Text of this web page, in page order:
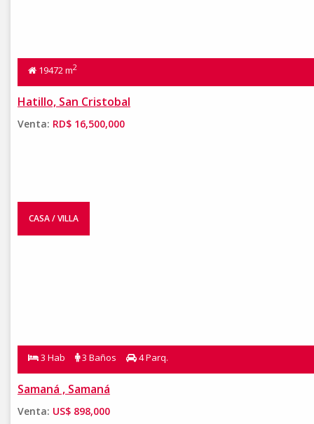
19472 m2
Hatillo, San Cristobal
Venta: RD$ 16,500,000
CASA / VILLA
3 Hab 3 Baños 4 Parq.
Samaná , Samaná
Venta: US$ 898,000